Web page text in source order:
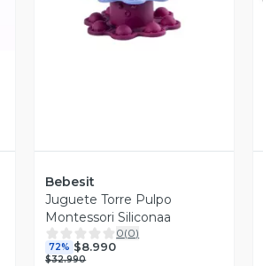
Bebesit
Juguete Torre Pulpo
Montessori Siliconaa
0(0)
72% $8.990
$32.990